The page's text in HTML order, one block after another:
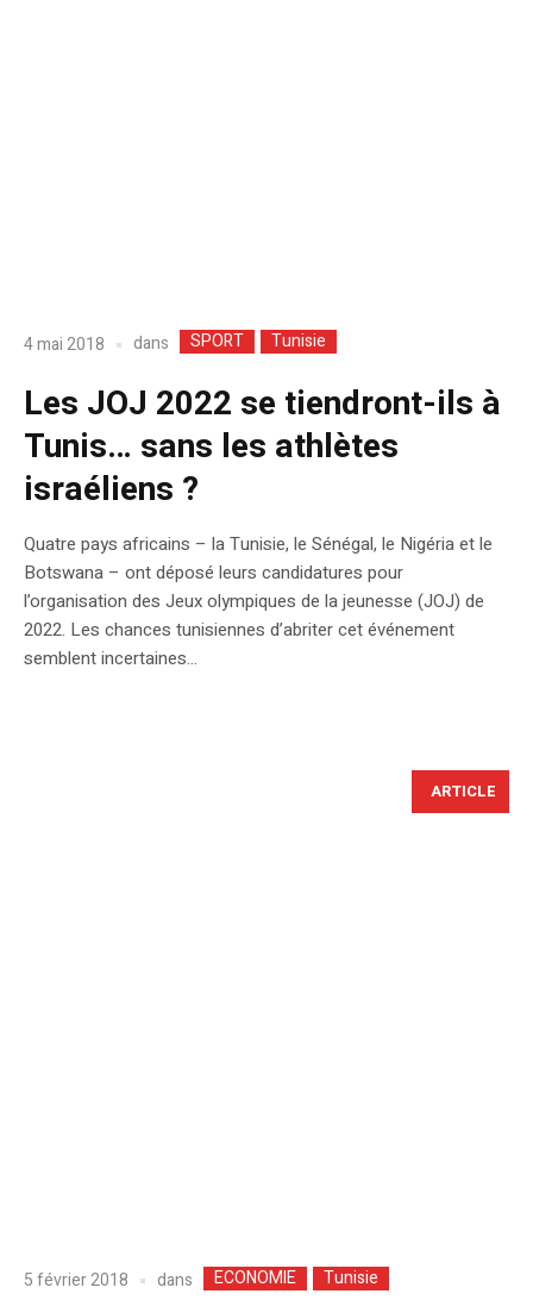
4 mai 2018 dans SPORT Tunisie
Les JOJ 2022 se tiendront-ils à
Tunis… sans les athlètes
israéliens ?
Quatre pays africains – la Tunisie, le Sénégal, le Nigéria et le
Botswana – ont déposé leurs candidatures pour
l’organisation des Jeux olympiques de la jeunesse (JOJ) de
2022. Les chances tunisiennes d’abriter cet événement
semblent incertaines…
ARTICLE
5 février 2018 dans ECONOMIE Tunisie